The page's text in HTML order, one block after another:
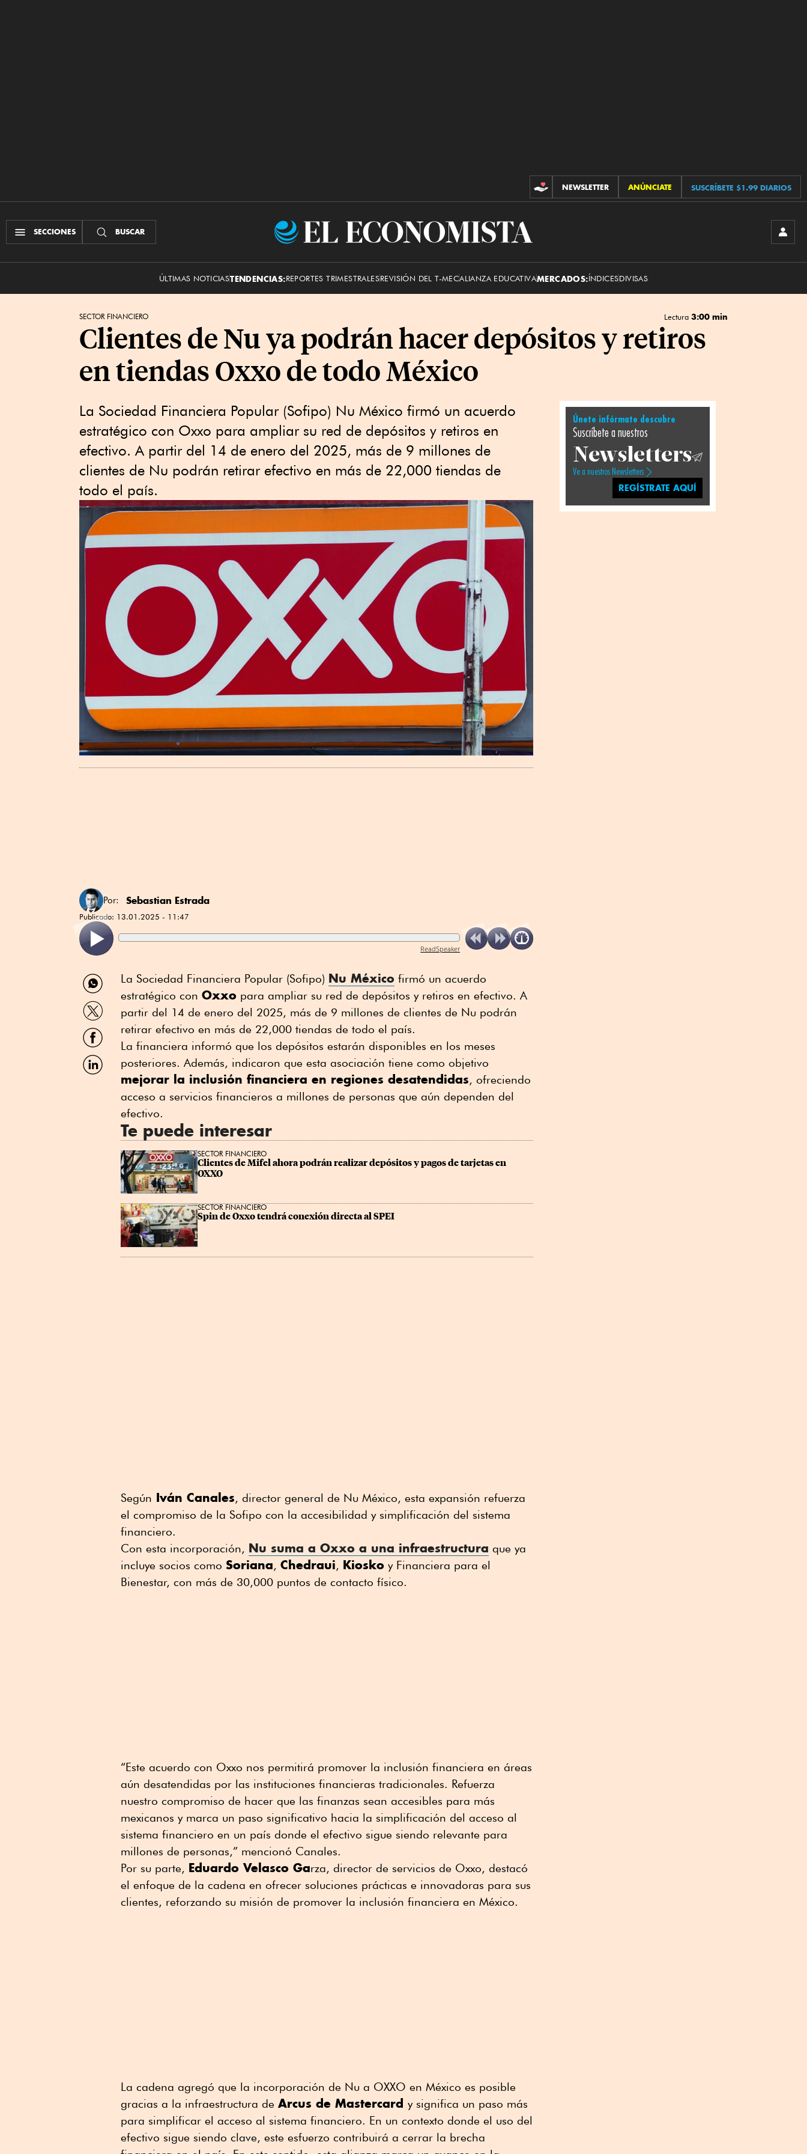
CONTRIBUCIONES
NEWSLETTER ANÚNCIATE SUSCRÍBETE $1.99 DIARIOS
SECCIONES BUSCAR
El
ÚLTIMAS NOTICIASTENDENCIAS:REPORTES TRIMESTRALESREVISIÓN DEL T-MECALIANZA EDUCATIVAMERCADOS:ÍNDICESDIVISAS
SECTOR FINANCIERO Lectura 3:00 min
Clientes de Nu ya podrán hacer depósitos y retiros
en tiendas Oxxo de todo México
La Sociedad Financiera Popular (Sofipo) Nu México firmó un acuerdo
estratégico con Oxxo para ampliar su red de depósitos y retiros en
efectivo. A partir del 14 de enero del 2025, más de 9 millones de
clientes de Nu podrán retirar efectivo en más de 22,000 tiendas de
todo el país.
Por: Sebastian Estrada
Publicado: 13.01.2025 - 11:47
ReadSpeaker
Compartir
por
WhatsApp
Compartir
por
Twitter
Compartir
por
Facebook
Compartir
por
La Sociedad Financiera Popular (Sofipo) Nu México firmó un acuerdo
estratégico con Oxxo para ampliar su red de depósitos y retiros en efectivo. A
partir del 14 de enero del 2025, más de 9 millones de clientes de Nu podrán
retirar efectivo en más de 22,000 tiendas de todo el país.
La financiera informó que los depósitos estarán disponibles en los meses
posteriores. Además, indicaron que esta asociación tiene como objetivo
mejorar la inclusión financiera en regiones desatendidas, ofreciendo
acceso a servicios financieros a millones de personas que aún dependen del
efectivo.
Te puede interesar
SECTOR FINANCIERO
Clientes de Mifel ahora podrán realizar depósitos y pagos de tarjetas en
OXXO
SECTOR FINANCIERO
Spin de Oxxo tendrá conexión directa al SPEI
Según Iván Canales, director general de Nu México, esta expansión refuerza
el compromiso de la Sofipo con la accesibilidad y simplificación del sistema
financiero.
Con esta incorporación, Nu suma a Oxxo a una infraestructura que ya
incluye socios como Soriana, Chedraui, Kiosko y Financiera para el
Bienestar, con más de 30,000 puntos de contacto físico.
“Este acuerdo con Oxxo nos permitirá promover la inclusión financiera en áreas
aún desatendidas por las instituciones financieras tradicionales. Refuerza
nuestro compromiso de hacer que las finanzas sean accesibles para más
mexicanos y marca un paso significativo hacia la simplificación del acceso al
sistema financiero en un país donde el efectivo sigue siendo relevante para
millones de personas,” mencionó Canales.
Por su parte, Eduardo Velasco Garza, director de servicios de Oxxo, destacó
el enfoque de la cadena en ofrecer soluciones prácticas e innovadoras para sus
clientes, reforzando su misión de promover la inclusión financiera en México.
La cadena agregó que la incorporación de Nu a OXXO en México es posible
gracias a la infraestructura de Arcus de Mastercard y significa un paso más
para simplificar el acceso al sistema financiero. En un contexto donde el uso del
efectivo sigue siendo clave, este esfuerzo contribuirá a cerrar la brecha
Únete infórmate descubre
Suscríbete a nuestros
Newsletters
Ve a nuestros Newsletters
REGÍSTRATE AQUÍ